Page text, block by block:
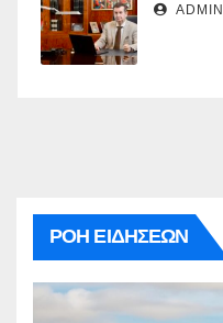
ADMIN
ΡΟΗ ΕΙΔΗΣΕΩΝ